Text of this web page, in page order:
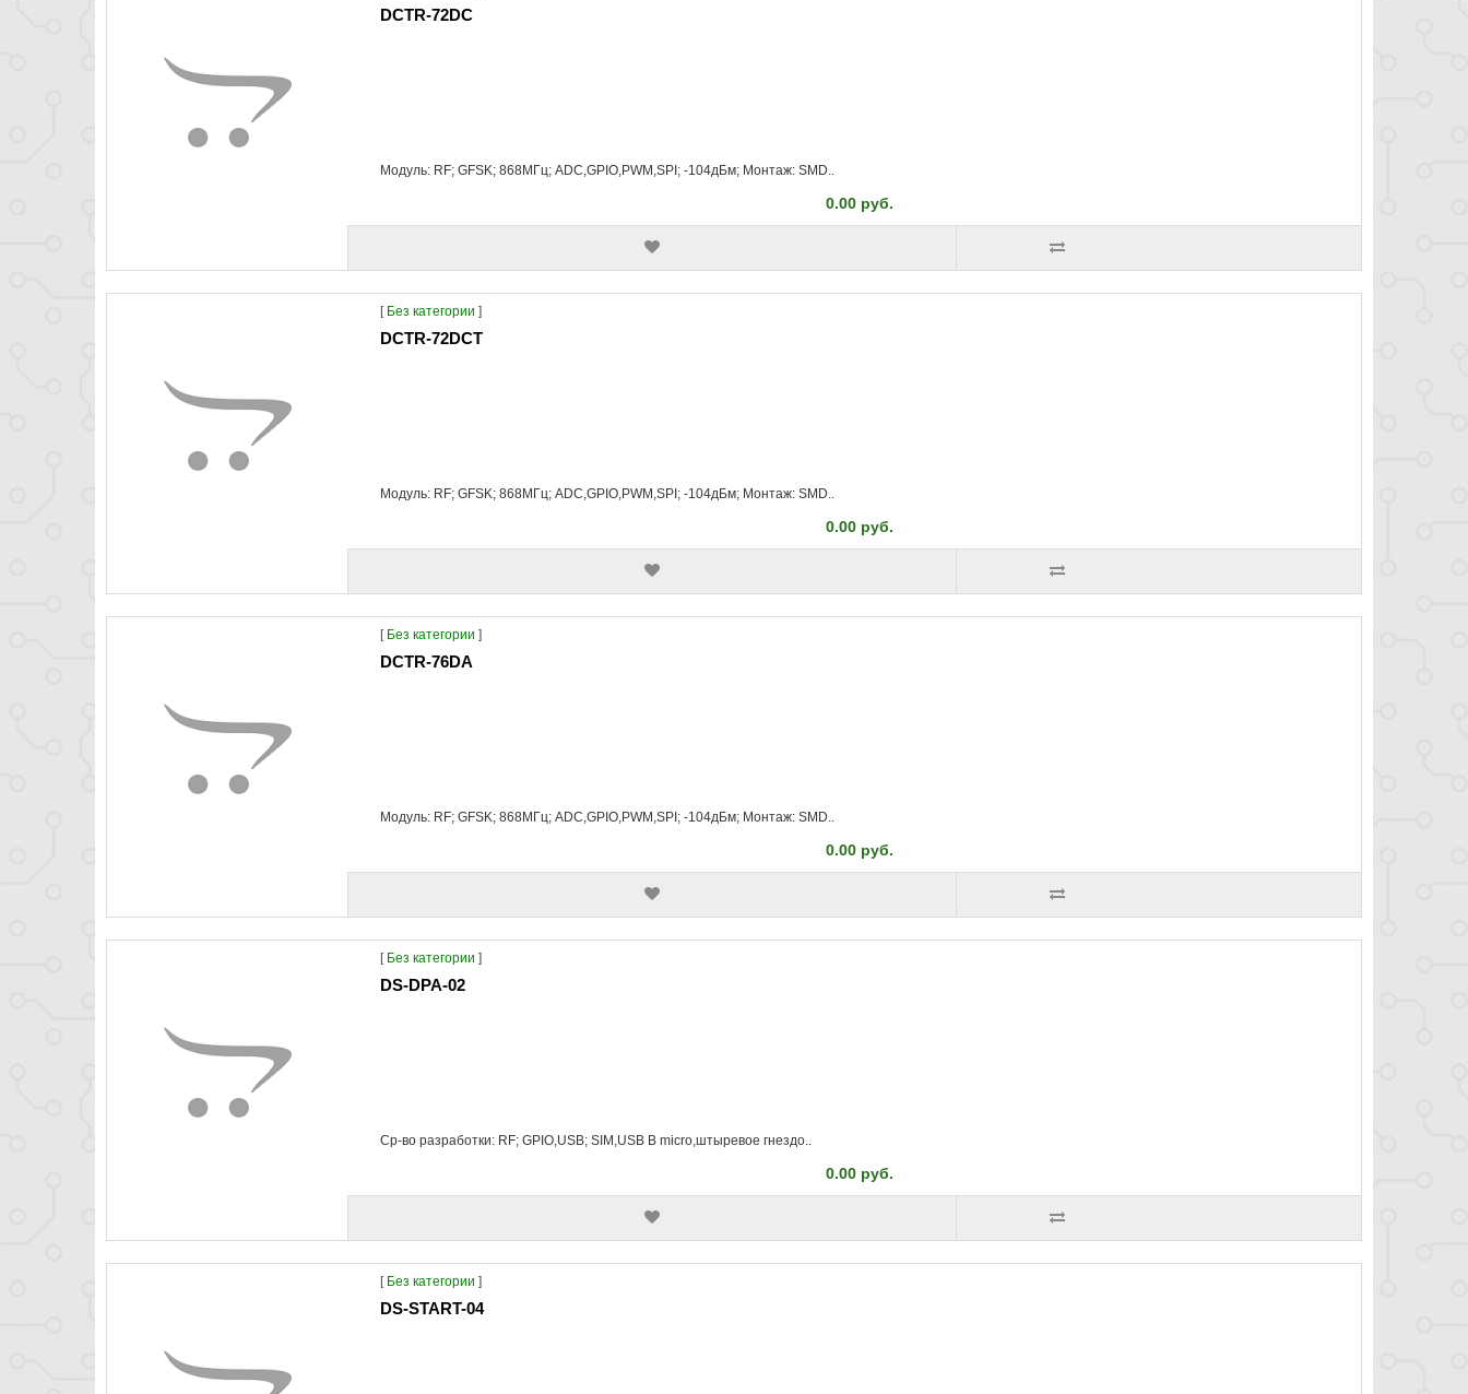
DCTR-72DC
Модуль: RF; GFSK; 868МГц; ADC,GPIO,PWM,SPI; -104дБм; Монтаж: SMD..
0.00 руб.
[ Без категории ]
DCTR-72DCT
Модуль: RF; GFSK; 868МГц; ADC,GPIO,PWM,SPI; -104дБм; Монтаж: SMD..
0.00 руб.
[ Без категории ]
DCTR-76DA
Модуль: RF; GFSK; 868МГц; ADC,GPIO,PWM,SPI; -104дБм; Монтаж: SMD..
0.00 руб.
[ Без категории ]
DS-DPA-02
Ср-во разработки: RF; GPIO,USB; SIM,USB B micro,штыревое гнездо..
0.00 руб.
[ Без категории ]
DS-START-04